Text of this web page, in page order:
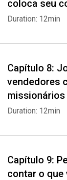
coloca seu
Duration: 12min
Capítulo 8:
vendedores
missionários
Duration: 12min
Capítulo 9:
contar o que